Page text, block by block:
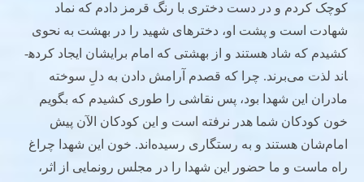
کوچک کردم و در دست دختری با رنگ قرمز دادم که نماد
شهادت است و پشت او، دخترهای شهید را در بهشت به نحوی
کشیدم که شاد هستند و از بهشتی که امام برایشان ایجاد کرده­
اند لذت می‌برند. چرا که قصدم آرامش دادن به دلِ سوخته
مادران این شهدا بود، پس نقاشی را طوری کشیدم که بگویم
خون کودکان شما هدر نرفته است و این کودکان الآن پیش
امام‌شان هستند و به رستگاری رسیده‌اند. خون این شهدا چراغ
راه ماست و ما حضور این شهدا را در مجلس رونمایی از اثر،